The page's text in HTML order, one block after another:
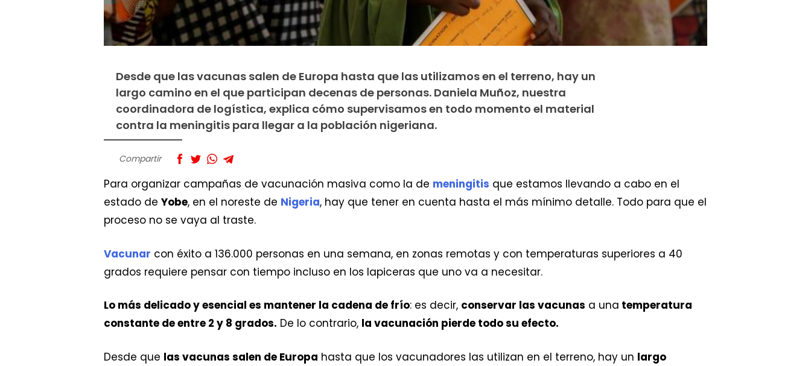
Desde que las vacunas salen de Europa hasta que las utilizamos en el terreno, hay un
largo camino en el que participan decenas de personas. Daniela Muñoz, nuestra
coordinadora de logística, explica cómo supervisamos en todo momento el material
contra la meningitis para llegar a la población nigeriana.
Compartir
Para organizar campañas de vacunación masiva como la de meningitis que estamos llevando a cabo en el
estado de Yobe, en el noreste de Nigeria, hay que tener en cuenta hasta el más mínimo detalle. Todo para que el
proceso no se vaya al traste.
Vacunar con éxito a 136.000 personas en una semana, en zonas remotas y con temperaturas superiores a 40
grados requiere pensar con tiempo incluso en los lapiceras que uno va a necesitar.
Lo más delicado y esencial es mantener la cadena de frío: es decir, conservar las vacunas a una temperatura
constante de entre 2 y 8 grados. De lo contrario, la vacunación pierde todo su efecto.
Desde que las vacunas salen de Europa hasta que los vacunadores las utilizan en el terreno, hay un largo